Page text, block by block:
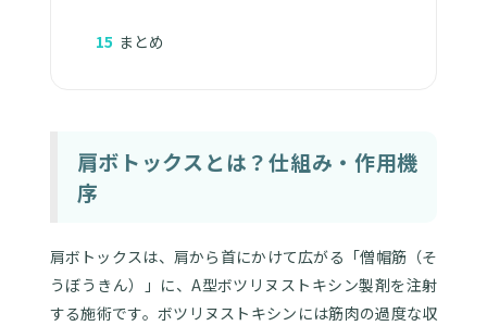
まとめ
肩ボトックスとは？仕組み・作用機
序
肩ボトックスは、肩から首にかけて広がる「僧帽筋（そ
うぼうきん）」に、A型ボツリヌストキシン製剤を注射
する施術です。ボツリヌストキシンには筋肉の過度な収